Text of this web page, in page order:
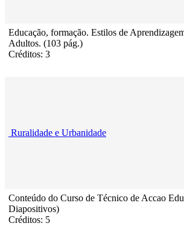
Educação, formação. Estilos de
Adultos. (103 pág.)
Créditos: 3
Ruralidade e Urbanidade
Conteúdo do Curso de Técnico de Accao
Diapositivos)
Créditos: 5